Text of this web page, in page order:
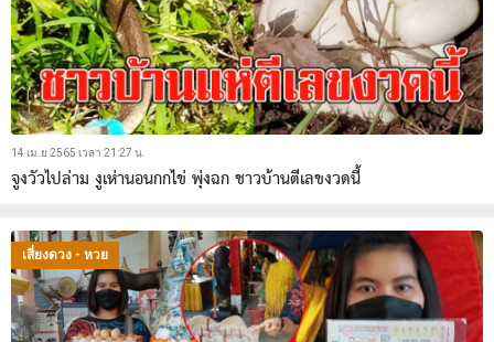
14 เม.ย 2565 เวลา 21:27 น.
จูงวัวไปล่าม งูเห่านอนกกไข่ พุ่งฉก ชาวบ้านตีเลขงวดนี้
เสี่ยงดวง - หวย